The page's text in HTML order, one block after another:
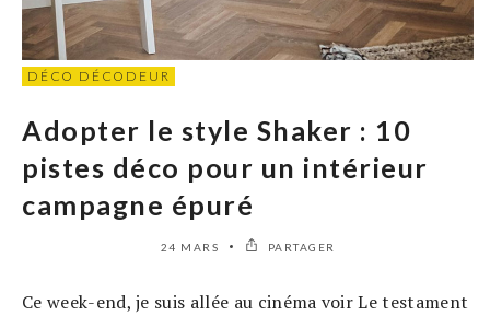
DÉCO DÉCODEUR
Adopter le style Shaker : 10
pistes déco pour un intérieur
campagne épuré
24 MARS PARTAGER
Ce week-end, je suis allée au cinéma voir Le testament